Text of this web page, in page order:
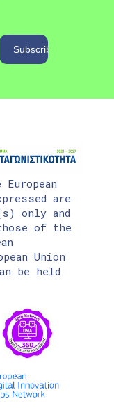
are
only and
of the
Union
be held